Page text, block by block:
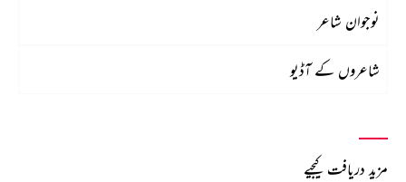
نوجوان شاعر
شاعروں کے آڈیو
مزید دریافت کیجیے